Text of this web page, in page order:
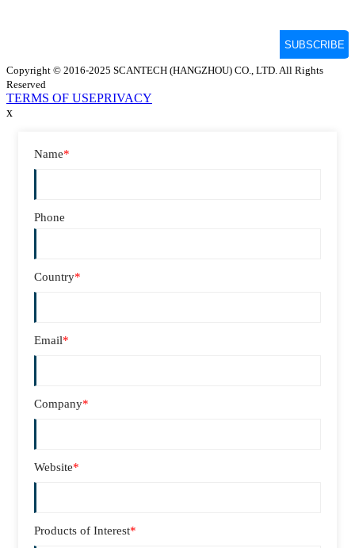
Copyright © 2016-2025 SCANTECH (HANGZHOU) CO., LTD. All Rights
Reserved
TERMS OF USEPRIVACY
x
Name*
Phone
Country*
Email*
Company*
Website*
Products of Interest*